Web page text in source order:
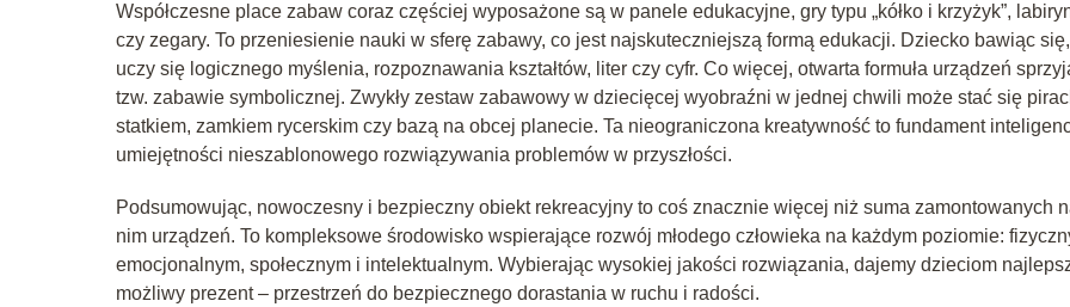
Współczesne place zabaw coraz częściej wyposażone są w panele edukacyjne, gry typu „kółko i krzyżyk”,
czy zegary. To przeniesienie nauki w sferę zabawy, co jest najskuteczniejszą formą edukacji. Dziecko bawiąc się,
uczy się logicznego myślenia, rozpoznawania kształtów, liter czy cyfr. Co więcej, otwarta formuła urządzeń
tzw. zabawie symbolicznej. Zwykły zestaw zabawowy w dziecięcej wyobraźni w jednej chwili może stać się
statkiem, zamkiem rycerskim czy bazą na obcej planecie. Ta nieograniczona kreatywność to fundament
umiejętności nieszablonowego rozwiązywania problemów w przyszłości.
Podsumowując, nowoczesny i bezpieczny obiekt rekreacyjny to coś znacznie więcej niż suma zamontowanych
nim urządzeń. To kompleksowe środowisko wspierające rozwój młodego człowieka na każdym poziomie:
emocjonalnym, społecznym i intelektualnym. Wybierając wysokiej jakości rozwiązania, dajemy dzieciom
możliwy prezent – przestrzeń do bezpiecznego dorastania w ruchu i radości.